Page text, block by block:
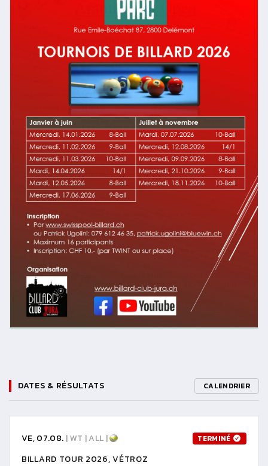
DATES & RÉSULTATS CALENDRIER
VE, 07.08. | WT | ALL | TERMINÉ
BILLARD TOUR 2026, VÉTROZ